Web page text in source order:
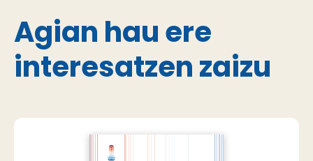
Agian hau ere
interesatzen zaizu